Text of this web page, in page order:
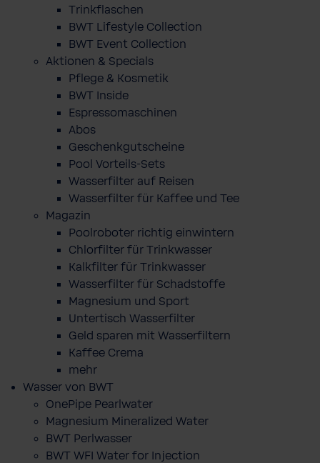
Trinkflaschen
BWT Lifestyle Collection
BWT Event Collection
Aktionen & Specials
Pflege & Kosmetik
BWT Inside
Espressomaschinen
Abos
Geschenkgutscheine
Pool Vorteils-Sets
Wasserfilter auf Reisen
Wasserfilter für Kaffee und Tee
Magazin
Poolroboter richtig einwintern
Chlorfilter für Trinkwasser
Kalkfilter für Trinkwasser
Wasserfilter für Schadstoffe
Magnesium und Sport
Untertisch Wasserfilter
Geld sparen mit Wasserfiltern
Kaffee Crema
mehr
Wasser von BWT
OnePipe Pearlwater
Magnesium Mineralized Water
BWT Perlwasser
BWT WFI Water for Injection